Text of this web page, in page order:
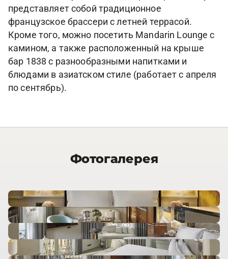
представляет собой традиционное
французское брассери с летней террасой.
Кроме того, можно посетить Mandarin Lounge с
камином, а также расположенный на крыше
бар 1838 с разнообразными напитками и
блюдами в азиатском стиле (работает с апреля
по сентябрь).
Фотогалерея